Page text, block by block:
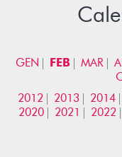
GEN FEB MAR
2012
2013 2014
2020
2021 2022